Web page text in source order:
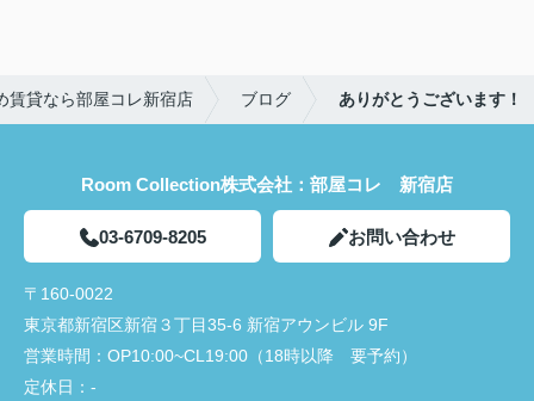
賃貸なら部屋コレ新宿店 ブログ ありがとうございます！
Room Collection株式会社：部屋コレ 新宿店
03-6709-8205 お問い合わせ
〒160-0022
東京都新宿区新宿３丁目35-6 新宿アウンビル 9F
営業時間： OP10:00~CL19:00（18時以降 要予約）
定休日： -